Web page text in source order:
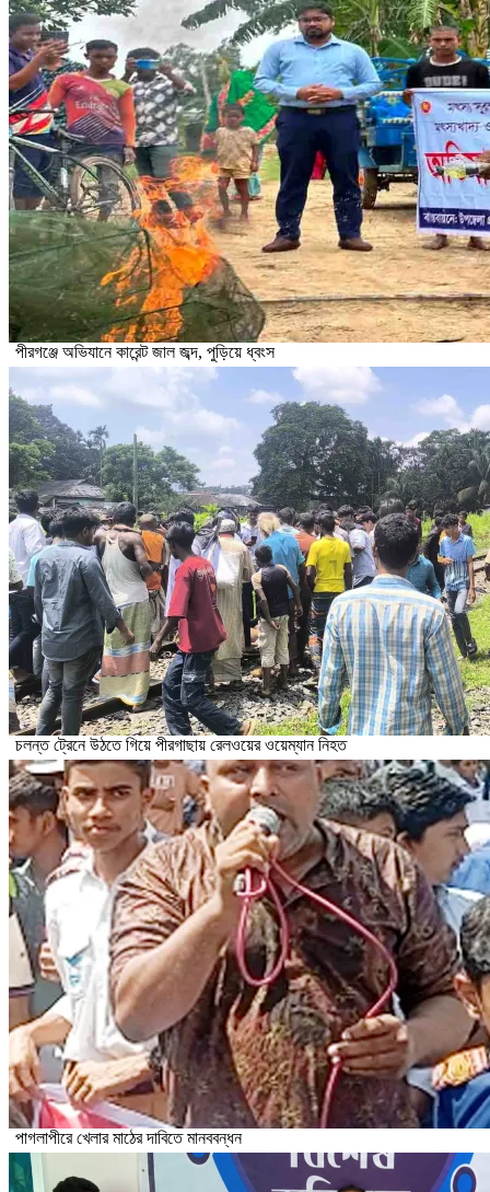
পীরগঞ্জে অভিযানে কারেন্ট জাল জব্দ, পুড়িয়ে ধ্বংস
চলন্ত ট্রেনে উঠতে গিয়ে পীরগাছায় রেলওয়ের ওয়েম্যান নিহত
পাগলাপীরে খেলার মাঠের দাবিতে মানববন্ধন